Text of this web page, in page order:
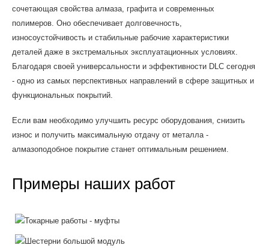
сочетающая свойства алмаза, графита и современных
полимеров. Оно обеспечивает долговечность,
износоустойчивость и стабильные рабочие характеристики
деталей даже в экстремальных эксплуатационных условиях.
Благодаря своей универсальности и эффективности DLC сегодня
- одно из самых перспективных направлений в сфере защитных и
функциональных покрытий.
Если вам необходимо улучшить ресурс оборудования, снизить
износ и получить максимальную отдачу от металла -
алмазоподобное покрытие станет оптимальным решением.
Примеры наших работ